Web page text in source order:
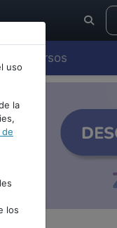
Cursos
uso
la
de
los